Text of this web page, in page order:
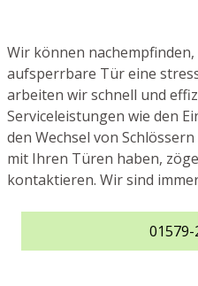
Wir können
aufsperrbare Tür eine
arbeiten wir schnell und
Serviceleistungen wie den
den Wechsel von
mit Ihren Türen haben,
kontaktieren. Wir sind
01579-